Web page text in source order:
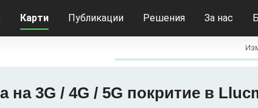
Карти Публикации Решения За нас
на 3G / 4G / 5G покритие в